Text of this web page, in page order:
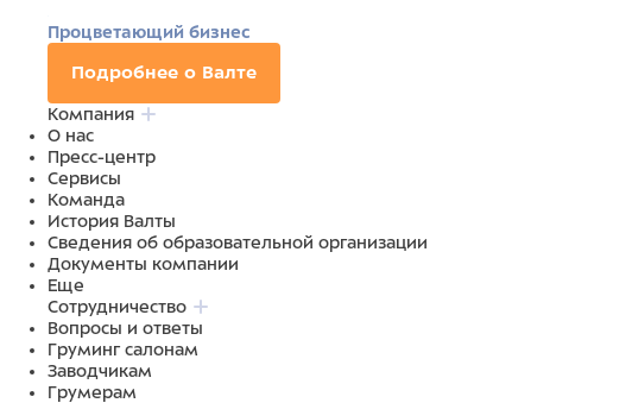
Процветающий бизнес
Подробнее о Валте
Компания
О нас
Пресс-центр
Сервисы
Команда
История Валты
Сведения об образовательной организации
Документы компании
Еще
Сотрудничество
Вопросы и ответы
Груминг салонам
Заводчикам
Грумерам